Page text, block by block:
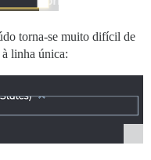
torna-se muito difícil de
linha única: